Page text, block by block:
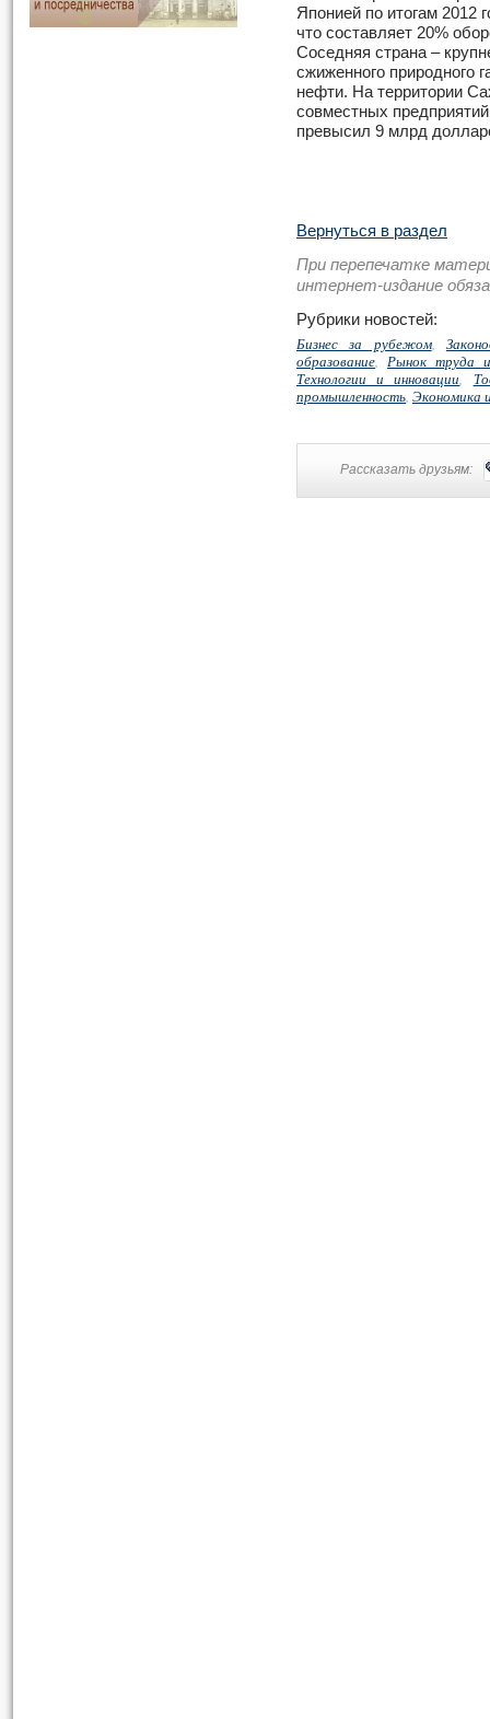
Японией по итогам 2012
что составляет 20%
Соседняя страна –
сжиженного природного
нефти. На территории
совместных
превысил 9 млрд
Вернуться в раздел
При перепечатке
интернет-издание
Рубрики новостей:
Бизнес за рубежом,
образование, Рынок труда
Технологии и инновации,
промышленность, Экономика
Рассказать друзьям: